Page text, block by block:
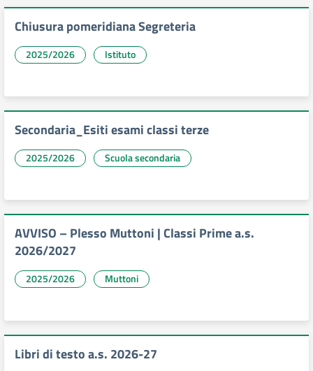
Chiusura pomeridiana Segreteria
2025/2026 Istituto
Secondaria_Esiti esami classi terze
2025/2026 Scuola secondaria
AVVISO – Plesso Muttoni | Classi Prime a.s.
2026/2027
2025/2026 Muttoni
Libri di testo a.s. 2026-27